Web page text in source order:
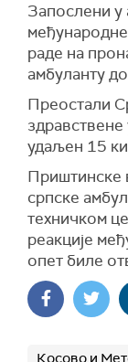
Запослени у
раде на
амбуланту
Преостали
здравствене
удаљен 15
Приштинске
српске
техничком
реакције
опет биле
Косово и